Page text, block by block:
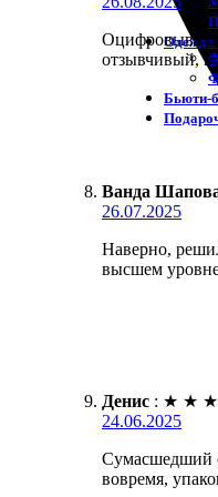
Одежда
Бьюти-
Оцифровывали
отзывчивый,
Ванда
26.07.2025
Наверно,
высшем
Денис : ★ ★ ★
24.06.2025
Сумасшедший
вовремя,